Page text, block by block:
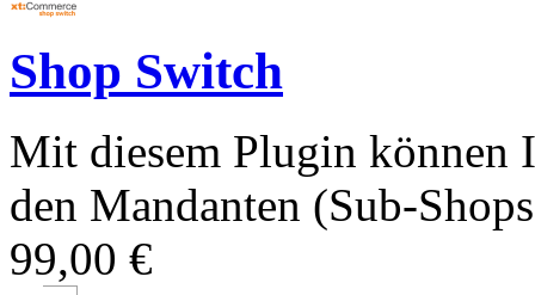
Shop Switch
Mit diesem Plugin können
den Mandanten (Sub-
99,00 €